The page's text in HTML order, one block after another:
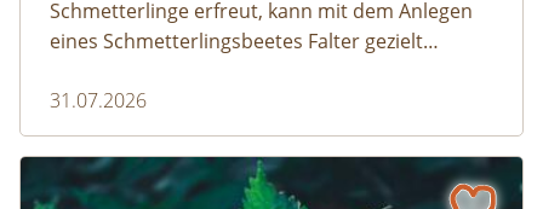
Schmetterlinge erfreut, kann mit dem Anlegen
eines Schmetterlingsbeetes Falter gezielt
dürfen ausreichend mitgedacht werden. Denn
ohne Raupen gibt es keine schönen
Schmetterlinge!
31.07.2026
Die Brennnessel – Kratzbürstige Perle im Garten